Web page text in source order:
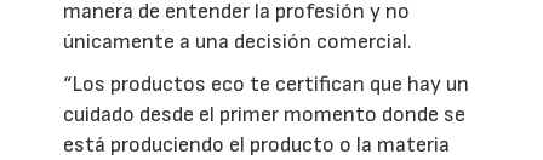
manera de entender la profesión y no
únicamente a una decisión comercial.
“Los productos eco te certifican que hay un
cuidado desde el primer momento donde se
está produciendo el producto o la materia